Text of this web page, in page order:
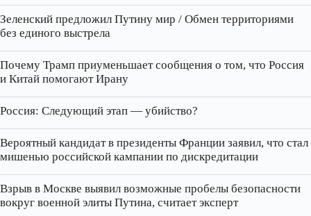
Зеленский предложил Путину мир / Обмен территориями
без единого выстрела
Почему Трамп приуменьшает сообщения о том, что Россия
и Китай помогают Ирану
Россия: Следующий этап — убийство?
Вероятный кандидат в президенты Франции заявил, что стал
мишенью российской кампании по дискредитации
Взрыв в Москве выявил возможные пробелы безопасности
вокруг военной элиты Путина, считает эксперт